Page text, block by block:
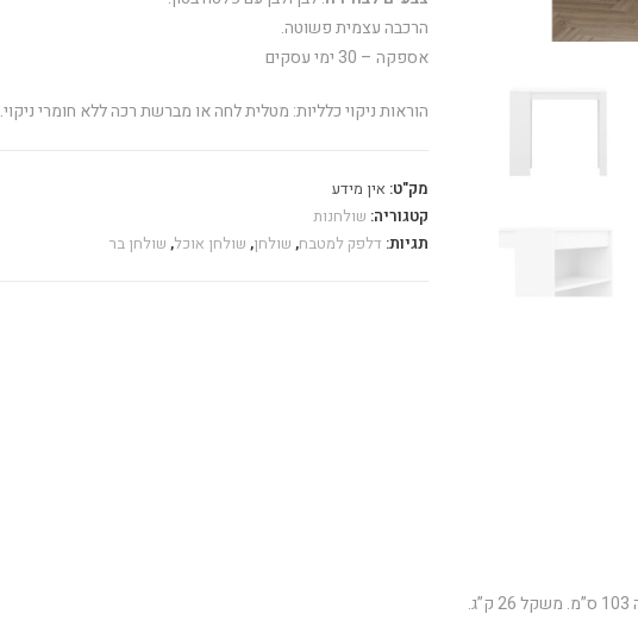
הרכבה עצמית פשוטה.
אספקה – 30 ימי עסקים
הוראות ניקוי כלליות: מטלית לחה או מברשת רכה ללא חומרי ניקוי.
מק"ט: אין מידע
קטגוריה: שולחנות
תגיות: דלפק למטבח, שולחן, שולחן אוכל, שולחן בר